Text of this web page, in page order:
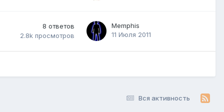
8 ответов
2.8k просмотров
Memphis
11 Июля 2011
Вся активность